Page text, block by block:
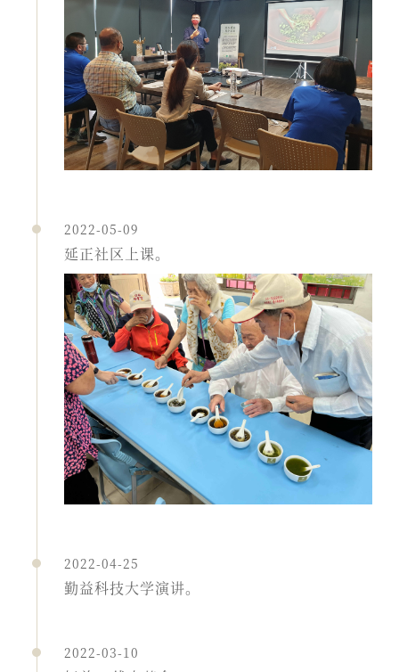
2022-05-09
延正社区上课。
2022-04-25
勤益科技大学演讲。
2022-03-10